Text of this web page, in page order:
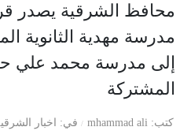
محافظ الشرقية يصدر
مدرسة مهدية الثانوية
إلى مدرسة محمد علي
المشتركة
كتب mhammad ali في اخبار